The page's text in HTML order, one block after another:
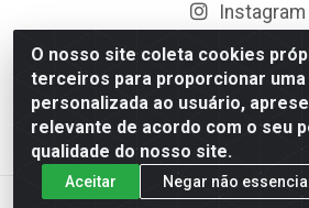
O nosso site coleta cookies
terceiros para proporcionar
personalizada ao usuário,
relevante de acordo com o seu
qualidade do nosso site.
Aceitar
Negar não
Instagram
Distribuidora de Cosméticos Antoneto
Industrial, Ipirá - BA, 44600-000 -